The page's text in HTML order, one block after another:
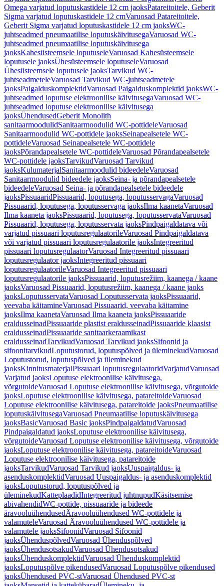
Omega varjatud loputuskastidele 12 cm jaoksPatareitoitele, Geberit
Sigma varjatud loputuskastidele 12 cmVaruosad Patareitoitele,
Geberit Sigma varjatud loputuskastidele 12 cm jaoksWC-
juhtseadmed pneumaatilise loputuskäivitusegaVaruosad WC-
juhtseadmed pneumaatilise loputuskäivitusega
jaoksKahesüsteemsele loputuseleVaruosad Kahesüsteemsele
loputusele jaoksÜhesüsteemsele loputuseleVaruosad
Ühesüsteemsele loputusele jaoksTarvikud WC-
juhtseadmeteleVaruosad Tarvikud WC-juhtseadmetele
jaoksPaigalduskomplektidVaruosad Paigalduskomplektid jaoksWC-
juhtseadmed loputuse elektroonilise käivitusegaVaruosad WC-
juhtseadmed loputuse elektroonilise käivitusega
jaoksÜhendusedGeberit Monolith
sanitaarmoodulidSanitaarmoodulid WC-pottideleVaruosad
Sanitaarmoodulid WC-pottidele jaoksSeinapealsetele WC-
pottideleVaruosad Seinapealsetele WC-pottidele
jaoksPõrandapealsetele WC-pottideleVaruosad Põrandapealsetele
WC-pottidele jaoksTarvikudVaruosad Tarvikud
jaoksKulumaterjalSanitaarmoodulid bideedeleVaruosad
Sanitaarmoodulid bideedele jaoksSeina- ja põrandapealsetele
bideedeleVaruosad Seina- ja põrandapealsetele bideedele
jaoksPissuaaridPissuaarid, loputusega, loputusservagaVaruosad
Pissuaarid, loputusega, loputusservaga jaoksIlma kaanetaVaruosad
Ilma kaaneta jaoksPissuaarid, loputusega, loputusservataVaruosad
Pissuaarid, loputusega, loputusservata jaoksPindpaigaldatava või
varjatud pissuaari loputusregulaatorileVaruosad Pindpaigaldatava
või varjatud pissuaari loputusregulaatorile jaoksIntegreeritud
pissuaari loputusregulaatorVaruosad Integreeritud pissuaari
loputusregulaator jaoksIntegreeritud pissuaari
loputusregulaatorileVaruosad Integreeritud pissuaari
loputusregulaatorile jaoksPissuaarid, loputusrežiim, kaanega / kaane
jaoksVaruosad Pissuaarid, loputusrežiim, kaanega / kaane jaoks
jaoksLoputusservataVaruosad Loputusservata jaoksPissuaarid,
veevaba käitamineVaruosad Pissuaarid, veevaba käitamine
jaoksIlma kaanetaVaruosad Ilma kaaneta jaoksPissuaaride
eraldusseinadPissuaaride plastist eraldusseinadPissuaaride klaasist
eraldusseinadPissuaaride sanitaarkeraamikast
eraldusseinadTarvikudVaruosad Tarvikud jaoksSifoonid ja
sifoonitarvikudLoputustorud, loputuspõlved ja üleminekudVaruosad
Loputustorud, loputuspõlved ja üleminekud
jaoksKinnitusmaterjalPissuaari loputusregulaatoridVarjatudVaruosad
Varjatud jaoksLoputuse elektroonilise käivitusega,
võrgutoideVaruosad Loputuse elektroonilise käivitusega, võrgutoide
jaoksLoputuse elektroonilise käivitusega, patareitoideVaruosad
Loputuse elektroonilise käivitusega, patareitoide jaoksPneumaatilise
loputuskäivitusegaVaruosad Pneumaatilise loputuskäivitusega
jaoksBasicVaruosad Basic jaoksPindpaigaldatudVaruosad
Pindpaigaldatud jaoksLoputuse elektroonilise käivitusega,
võrgutoideVaruosad Loputuse elektroonilise käivitusega, võrgutoide
jaoksLoputuse elektroonilise käivitusega, patareitoideVaruosad
Loputuse elektroonilise käivitusega, patareitoide
jaoksTarvikudVaruosad Tarvikud jaoksUuspaigaldus- ja
asenduskomplektidVaruosad Uuspaigaldus- ja asenduskomplektid
jaoksLoputustorud, loputuspõlved ja
üleminekudKatteplaadidIntegreeritud juhtnupudKäsitsemise
abivahendidWC-pottide, pissuaaride ja bideede
äravooluühendusedÄravooluühendused WC-pottidele ja
valamuteleVaruosad Äravooluühendused WC-pottidele ja
valamutele jaoksSifoonidVaruosad Sifoonid
jaoksÜhenduspõlvedVaruosad Ühenduspõlved
jaoksÜhendusotsakudVaruosad Ühendusotsakud
jaoksÜhenduskomplektidVaruosad Ühenduskomplektid
jaoksLoputuspõlve pikendusedVaruosad Loputuspõlve pikendused
jaoksÜhendused PVC-stVaruosad Ühendused PVC-st